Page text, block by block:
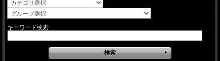
キーワード検索